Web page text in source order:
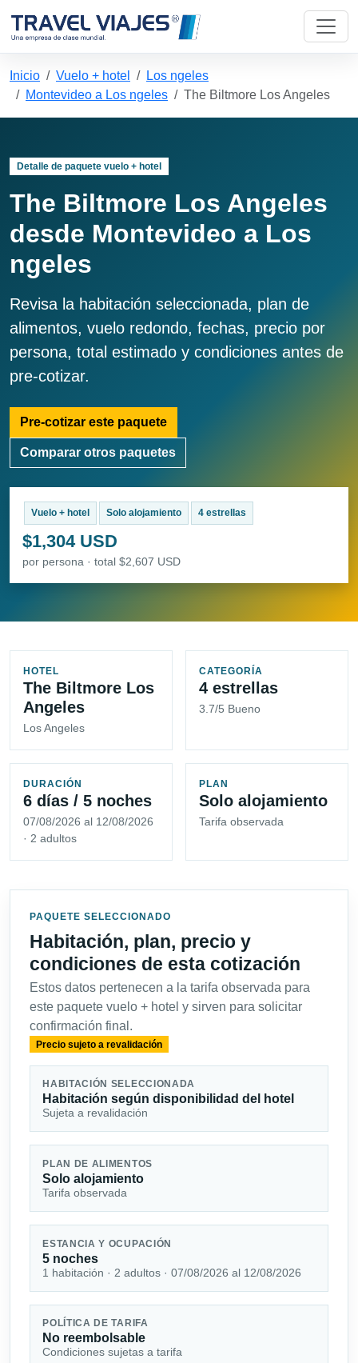
Inicio Vuelo + hotel
Los ngeles
Montevideo a Los ngeles
The Biltmore Los Angeles
Detalle de paquete vuelo + hotel
The Biltmore Los Angeles
desde Montevideo a Los
ngeles
Revisa la habitación seleccionada, plan de
alimentos, vuelo redondo, fechas, precio por
persona, total estimado y condiciones antes de
pre-cotizar.
Pre-cotizar este paquete
Comparar otros paquetes
Vuelo + hotel Solo alojamiento 4 estrellas
$1,304 USD
por persona · total $2,607 USD
HOTEL
The Biltmore Los
Angeles
Los Angeles
CATEGORÍA
4 estrellas
3.7/5 Bueno
DURACIÓN
6 días / 5 noches
07/08/2026 al 12/08/2026
· 2 adultos
PLAN
Solo alojamiento
Tarifa observada
PAQUETE SELECCIONADO
Habitación, plan, precio y
condiciones de esta cotización
Estos datos pertenecen a la tarifa observada para
este paquete vuelo + hotel y sirven para solicitar
confirmación final.
Precio sujeto a revalidación
HABITACIÓN SELECCIONADA
Habitación según disponibilidad del hotel
Sujeta a revalidación
PLAN DE ALIMENTOS
Solo alojamiento
Tarifa observada
ESTANCIA Y OCUPACIÓN
5 noches
1 habitación · 2 adultos · 07/08/2026 al 12/08/2026
POLÍTICA DE TARIFA
No reembolsable
Condiciones sujetas a tarifa